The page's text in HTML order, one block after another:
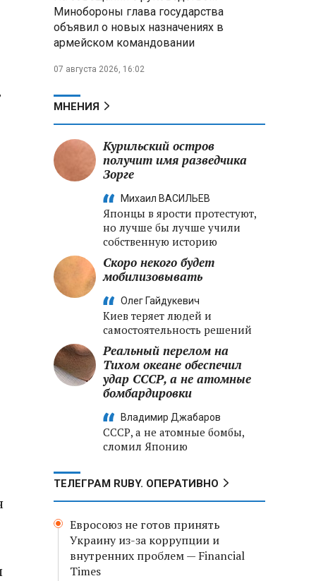
Хотите «собирать сливки» в
городах — отвечайте и за
отдалённые деревни
Минобороны РФ: установлен
Харьковской области
криптообменников в «Москва-
Сити», через которую
украинские call-центры
Минобороны глава государства
объявил о новых назначениях в
армейском командовании
07 августа 2026, 16:02
МНЕНИЯ
Курильский остров
получит имя разведчика
Зорге
Михаил ВАСИЛЬЕВ
Японцы в ярости протестуют,
но лучше бы лучше учили
собственную историю
Скоро некого будет
мобилизовывать
Олег Гайдукевич
Киев теряет людей и
самостоятельность решений
Реальный перелом на
Тихом океане обеспечил
удар СССР, а не атомные
бомбардировки
Владимир Джабаров
СССР, а не атомные бомбы,
сломил Японию
ТЕЛЕГРАМ RUBY. ОПЕРАТИВНО
Евросоюз не готов принять
Украину из-за коррупции и
внутренних проблем — Financial
Times